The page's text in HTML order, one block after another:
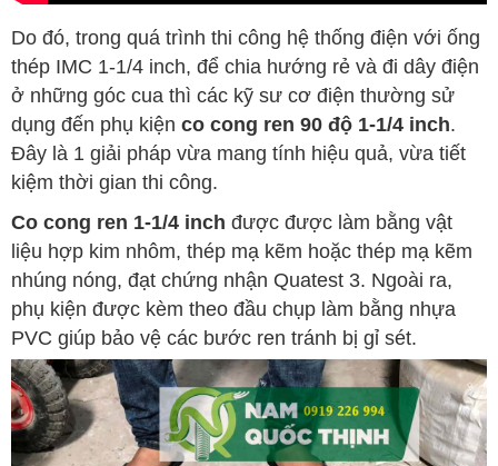
Do đó, trong quá trình thi công hệ thống điện với ống
thép IMC 1-1/4 inch, để chia hướng rẻ và đi dây điện
ở những góc cua thì các kỹ sư cơ điện thường sử
dụng đến phụ kiện co cong ren 90 độ 1-1/4 inch.
Đây là 1 giải pháp vừa mang tính hiệu quả, vừa tiết
kiệm thời gian thi công.
Co cong ren 1-1/4 inch được được làm bằng vật
liệu hợp kim nhôm, thép mạ kẽm hoặc thép mạ kẽm
nhúng nóng, đạt chứng nhận Quatest 3. Ngoài ra,
phụ kiện được kèm theo đầu chụp làm bằng nhựa
PVC giúp bảo vệ các bước ren tránh bị gỉ sét.